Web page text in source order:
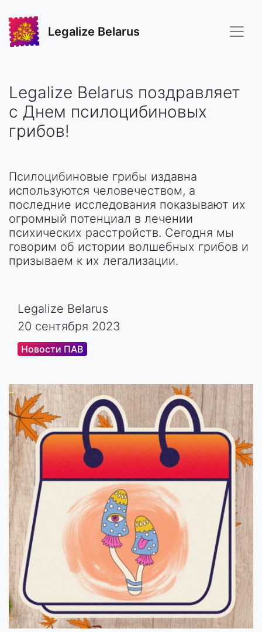
Legalize Belarus
Legalize Belarus поздравляет
с Днем псилоцибиновых
грибов!
Псилоцибиновые грибы издавна
используются человечеством, а
последние исследования показывают их
огромный потенциал в лечении
психических расстройств. Сегодня мы
говорим об истории волшебных грибов и
призываем к их легализации.
Legalize Belarus
20 сентября 2023
Новости ПАВ